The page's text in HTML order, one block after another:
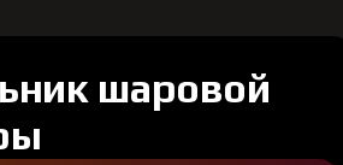
шаровой